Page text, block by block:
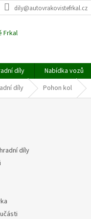
dily@autovrakovistefrkal.cz
Frkal
díly Nabídka vozů
díly Pohon kol
díly